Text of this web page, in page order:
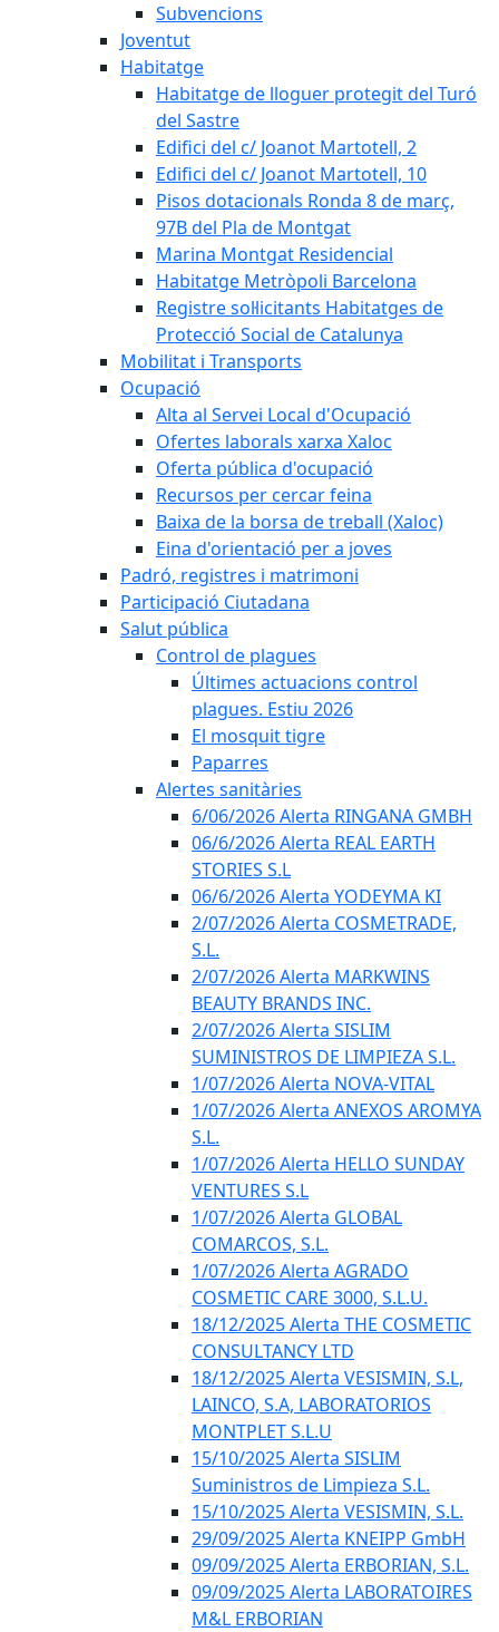
Subvencions
Joventut
Habitatge
Habitatge de lloguer protegit del Turó
del Sastre
Edifici del c/ Joanot Martotell, 2
Edifici del c/ Joanot Martotell, 10
Pisos dotacionals Ronda 8 de març,
97B del Pla de Montgat
Marina Montgat Residencial
Habitatge Metròpoli Barcelona
Registre sol·licitants Habitatges de
Protecció Social de Catalunya
Mobilitat i Transports
Ocupació
Alta al Servei Local d'Ocupació
Ofertes laborals xarxa Xaloc
Oferta pública d'ocupació
Recursos per cercar feina
Baixa de la borsa de treball (Xaloc)
Eina d'orientació per a joves
Padró, registres i matrimoni
Participació Ciutadana
Salut pública
Control de plagues
Últimes actuacions control
plagues. Estiu 2026
El mosquit tigre
Paparres
Alertes sanitàries
6/06/2026 Alerta RINGANA GMBH
06/6/2026 Alerta REAL EARTH
STORIES S.L
06/6/2026 Alerta YODEYMA KI
2/07/2026 Alerta COSMETRADE,
S.L.
2/07/2026 Alerta MARKWINS
BEAUTY BRANDS INC.
2/07/2026 Alerta SISLIM
SUMINISTROS DE LIMPIEZA S.L.
1/07/2026 Alerta NOVA-VITAL
1/07/2026 Alerta ANEXOS AROMYA
S.L.
1/07/2026 Alerta HELLO SUNDAY
VENTURES S.L
1/07/2026 Alerta GLOBAL
COMARCOS, S.L.
1/07/2026 Alerta AGRADO
COSMETIC CARE 3000, S.L.U.
18/12/2025 Alerta THE COSMETIC
CONSULTANCY LTD
18/12/2025 Alerta VESISMIN, S.L,
LAINCO, S.A, LABORATORIOS
MONTPLET S.L.U
15/10/2025 Alerta SISLIM
Suministros de Limpieza S.L.
15/10/2025 Alerta VESISMIN, S.L.
29/09/2025 Alerta KNEIPP GmbH
09/09/2025 Alerta ERBORIAN, S.L.
09/09/2025 Alerta LABORATOIRES
M&L ERBORIAN